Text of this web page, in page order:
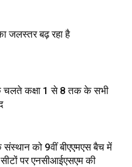
जलस्तर बढ़ रहा है
चलते कक्षा 1 से 8 तक के सभी
संस्थान को 9वीं बीएएमएस बैच में
पर एनसीआईएसएम की